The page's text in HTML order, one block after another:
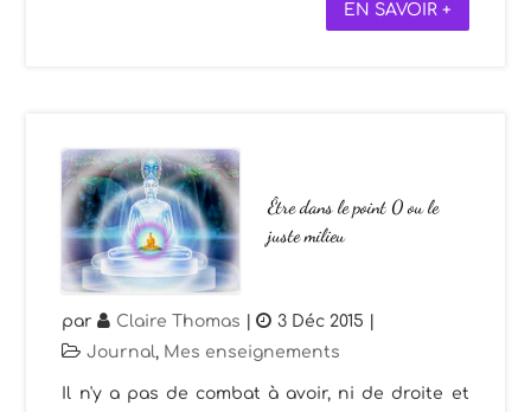
EN SAVOIR +
Être dans le point 0 ou le
juste milieu
par Claire Thomas | 3 Déc 2015 |
Journal, Mes enseignements
Il n'y a pas de combat à avoir, ni de droite et